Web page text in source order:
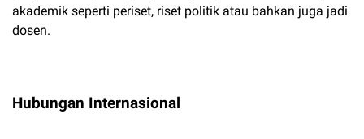
akademik seperti periset, riset politik atau bahkan juga jadi
dosen.
Hubungan Internasional